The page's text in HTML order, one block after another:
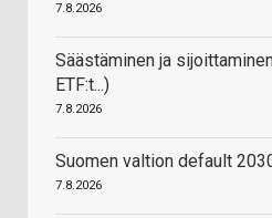
7.8.2026
Säästäminen ja
ETF:t...)
7.8.2026
Suomen valtion default
7.8.2026